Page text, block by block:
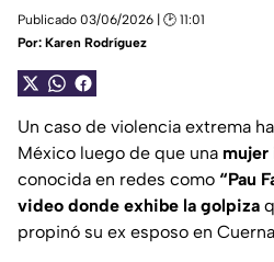
Publicado 03/06/2026 | 🕑 11:01
Por: Karen Rodríguez
Un caso de violencia extrema
México luego de que una mujer
conocida en redes como “Pau
video donde exhibe la golpiza
propinó su ex esposo en